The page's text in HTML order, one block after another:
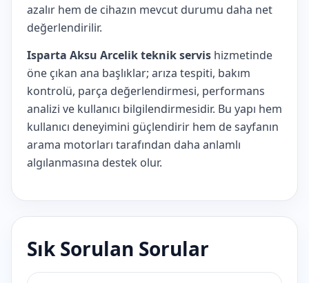
azalır hem de cihazın mevcut durumu daha net
değerlendirilir.
Isparta Aksu Arcelik teknik servis hizmetinde
öne çıkan ana başlıklar; arıza tespiti, bakım
kontrolü, parça değerlendirmesi, performans
analizi ve kullanıcı bilgilendirmesidir. Bu yapı hem
kullanıcı deneyimini güçlendirir hem de sayfanın
arama motorları tarafından daha anlamlı
algılanmasına destek olur.
Sık Sorulan Sorular